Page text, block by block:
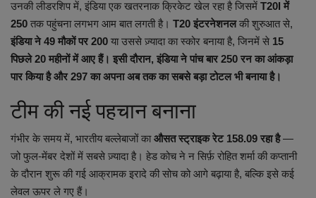
उनकी लीडरशिप में, इंडिया एक खतरनाक क्रिकेट खेल रहा है जिसमें T20I में
250 तक पहुंचना लगभग आम बात लगती है। T20 इंटरनेशनलकी शुरुआत से,
इंडिया ने 49 मौकों पर 200 या उससे ज़्यादा का स्कोर बनाया है, जिनमें से 15
पिछले 20 महीनों में आए हैं। इसी दौरान, इंडिया ने पांच बार 250 रन का आंकड़ा
पार किया है और 297 का अपना अब तक का सबसे बड़ा टोटल भी बनाया है।
टीम की नई पहचान बनाना
गंभीर के समय में, भारतीय बल्लेबाजों काऔसत स्ट्राइक रेट 158.09 रहा है—
जो फुल-मेंबर देशों में सबसे ज़्यादा है। हेड कोच ने न सिर्फ़ रोहित शर्मा की कप्तानी
के दौरान शुरू की गई आक्रामक इरादे की सोच को आगे बढ़ाया है, बल्कि इसे कई
लेवल ऊपर ले गए हैं।